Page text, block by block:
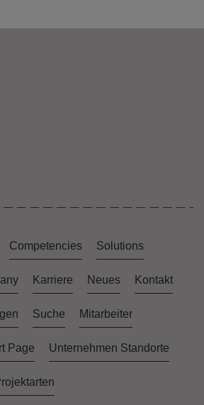
Competencies Solutions
Karriere Neues Kontakt
Suche Mitarbeiter
Page Unternehmen Standorte